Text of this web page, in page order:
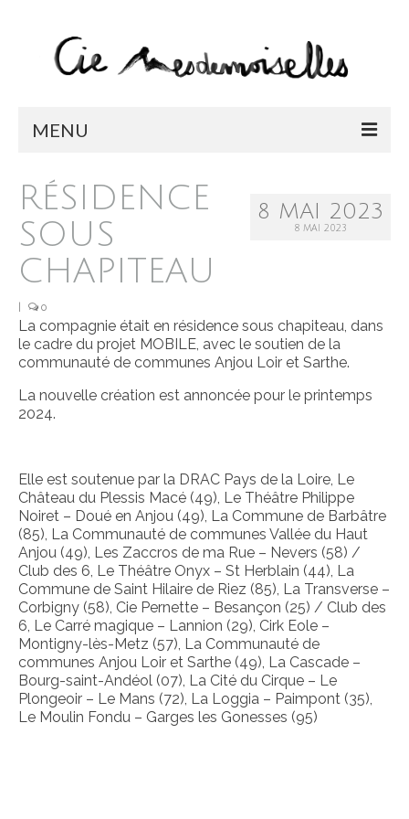
MENU
LA COMPAGNIE
BONJOUR BONHEUR / EN TOURNÉE
MEMENTO
L’OCA
CABARET CIRQUE
PERFORMANCES ARTISTIQUES
INTERVENTIONS PÉDAGOGIQUES
MOBILE
DOUÉ-LA-FONTAINE
MONTREUIL-SUR-MAINE
BAUGÉ-EN-ANJOU
LA POUÈZE
8 MAI 2023
8 MAI 2023
RÉSIDENCE
SOUS
CHAPITEAU
0
La compagnie était en résidence sous chapiteau, dans
le cadre du projet MOBILE, avec le soutien de la
communauté de communes Anjou Loir et Sarthe.
La nouvelle création est annoncée pour le printemps
2024.
Elle est soutenue par la DRAC Pays de la Loire, Le
Château du Plessis Macé (49), Le Théâtre Philippe
Noiret – Doué en Anjou (49), La Commune de Barbâtre
(85), La Communauté de communes Vallée du Haut
Anjou (49), Les Zaccros de ma Rue – Nevers (58) /
Club des 6, Le Théâtre Onyx – St Herblain (44), La
Commune de Saint Hilaire de Riez (85), La Transverse –
Corbigny (58), Cie Pernette – Besançon (25) / Club des
6, Le Carré magique – Lannion (29), Cirk Eole –
Montigny-lès-Metz (57), La Communauté de
communes Anjou Loir et Sarthe (49), La Cascade –
Bourg-saint-Andéol (07), La Cité du Cirque – Le
Plongeoir – Le Mans (72), La Loggia – Paimpont (35),
Le Moulin Fondu – Garges les Gonesses (95)